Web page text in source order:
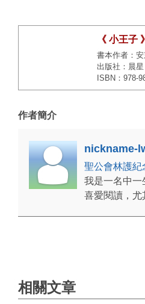
《 小王子 》
書本作者：安
出版社：晨星
ISBN：978-
作者簡介
nickname-
聖公會林護紀
我是一名中一
喜愛閱讀，尤
相關文章